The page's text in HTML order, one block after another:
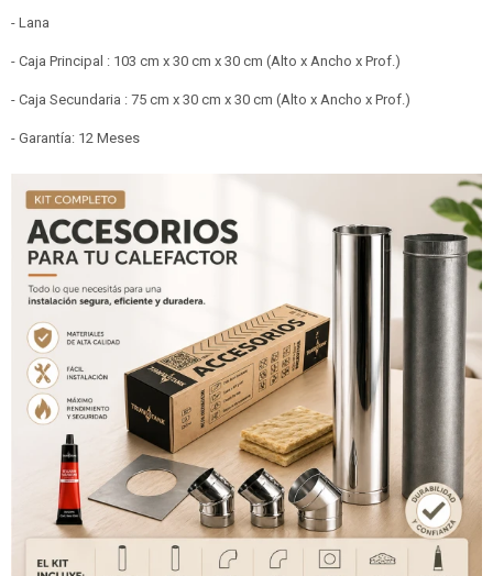
- Lana
- Caja Principal : 103 cm x 30 cm x 30 cm (Alto x Ancho x Prof.)
- Caja Secundaria : 75 cm x 30 cm x 30 cm (Alto x Ancho x Prof.)
- Garantía: 12 Meses